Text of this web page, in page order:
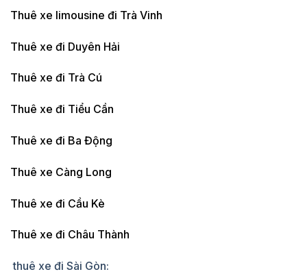
Thuê xe limousine đi Trà Vinh
Thuê xe đi Duyên Hải
Thuê xe đi Trà Cú
Thuê xe đi Tiểu Cần
Thuê xe đi Ba Động
Thuê xe Càng Long
Thuê xe đi Cầu Kè
Thuê xe đi Châu Thành
thuê xe đi Sài Gòn: